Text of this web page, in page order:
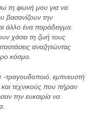
τη φωνή μου για να
βασανίζουν την
άλλο ένα παράδειγμα.
χάσει τη ζωή τους
αναζητώντας
κόσμο.
τραγουδοποιό, εμπνευστή
τεχνικούς που πήραν
την ευκαιρία να